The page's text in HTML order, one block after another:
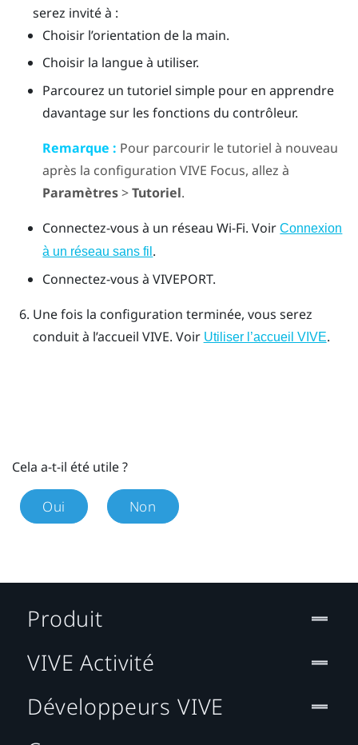
serez invité à :
Choisir l’orientation de la main.
Choisir la langue à utiliser.
Parcourez un tutoriel simple pour en apprendre
davantage sur les fonctions du contrôleur.
Remarque : Pour parcourir le tutoriel à nouveau
après la configurationVIVE Focus, allez à
Paramètres>Tutoriel.
Connectez-vous à un réseauWi‍-Fi. VoirConnexion
à un réseau sans fil .
Connectez-vous àVIVEPORT.
Une fois la configuration terminée, vous serez
conduit à l’accueil VIVE. Voir Utiliser l’accueil VIVE.
Cela a-t-il été utile ?
Oui Non
Produit
VIVE Activité
Développeurs VIVE